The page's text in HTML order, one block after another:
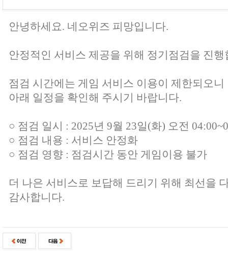
안녕하세요. 네오위즈 피망입니다.
안정적인 서비스 제공을 위해 정기점검을 진행
점검 시간에는 게임 서비스 이용이 제한되오니
아래 일정을 확인해 주시기 바랍니다.
○ 점검 일시 : 2025년 9월 23일(화) 오전
○ 점검 내용 : 서비스 안정화
○ 점검 영향 : 점검시간 동안 게임이용 불가
더 나은 서비스로 보답해 드리기 위해 최선을
감사합니다.